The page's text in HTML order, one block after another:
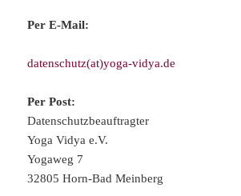
Per E-Mail:
datenschutz(at)yoga-vidya.de
Per Post:
Datenschutzbeauftragter
Yoga Vidya e.V.
Yogaweg 7
32805 Horn-Bad Meinberg